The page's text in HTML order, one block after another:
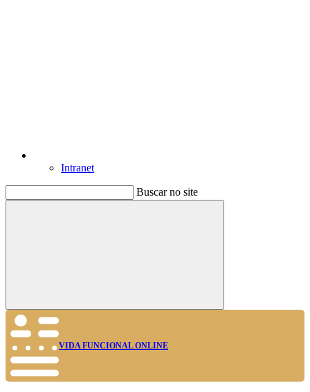
Intranet
Buscar no site
Buscar
VIDA FUNCIONAL ONLINE